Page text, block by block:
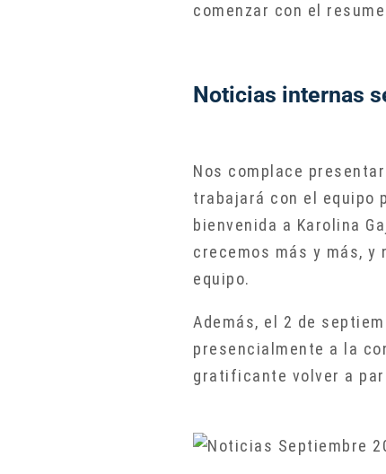
comenzar con el
Noticias internas
Nos complace
trabajará con el equipo
bienvenida a Karolina
crecemos más y más,
equipo.
Además, el 2 de
presencialmente a la
gratificante volver a